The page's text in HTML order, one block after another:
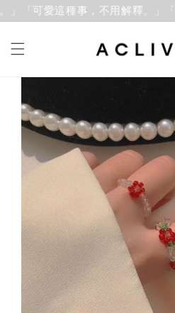
「可愛這種事，不用解釋。」 「